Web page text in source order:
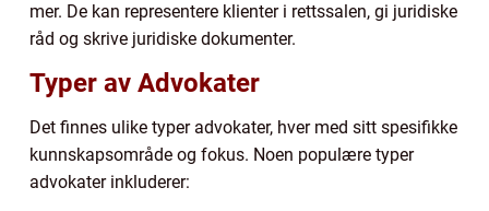
mer. De kan representere klienter i rettssalen, gi juridiske
råd og skrive juridiske dokumenter.
Typer av Advokater
Det finnes ulike typer advokater, hver med sitt spesifikke
kunnskapsområde og fokus. Noen populære typer
advokater inkluderer: